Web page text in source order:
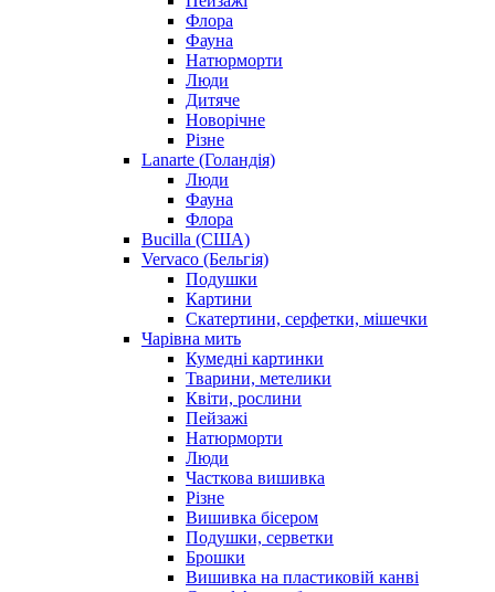
Флора
Фауна
Натюрморти
Люди
Дитяче
Новорічне
Різне
Lanarte (Голандія)
Люди
Фауна
Флора
Bucilla (США)
Vervaco (Бельгія)
Подушки
Картини
Скатертини, серфетки, мішечки
Чарiвна мить
Кумедні картинки
Тварини, метелики
Квіти, рослини
Пейзажі
Натюрморти
Люди
Часткова вишивка
Різне
Вишивка бісером
Подушки, серветки
Брошки
Вишивка на пластиковій канві